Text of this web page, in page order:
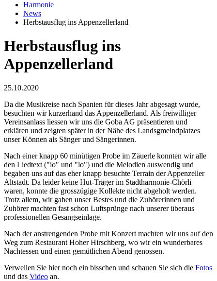
Harmonie
News
Herbstausflug ins Appenzellerland
Herbstausflug ins
Appenzellerland
25.10.2020
Da die Musikreise nach Spanien für dieses Jahr abgesagt wurde,
besuchten wir kurzerhand das Appenzellerland. Als freiwilliger
Vereinsanlass liessen wir uns die Goba AG präsentieren und
erklären und zeigten später in der Nähe des Landsgmeindplatzes
unser Können als Sänger und Sängerinnen.
Nach einer knapp 60 minütigen Probe im Zäuerle konnten wir alle
den Liedtext ("io" und "lo") und die Melodien auswendig und
begaben uns auf das eher knapp besuchte Terrain der Appenzeller
Altstadt. Da leider keine Hut-Träger im Stadtharmonie-Chörli
waren, konnte die grosszügige Kollekte nicht abgeholt werden.
Trotz allem, wir gaben unser Bestes und die Zuhörerinnen und
Zuhörer machten fast schon Luftsprünge nach unserer überaus
professionellen Gesangseinlage.
Nach der anstrengenden Probe mit Konzert machten wir uns auf den
Weg zum Restaurant Hoher Hirschberg, wo wir ein wunderbares
Nachtessen und einen gemütlichen Abend genossen.
Verweilen Sie hier noch ein bisschen und schauen Sie sich die Fotos
und das Video an.